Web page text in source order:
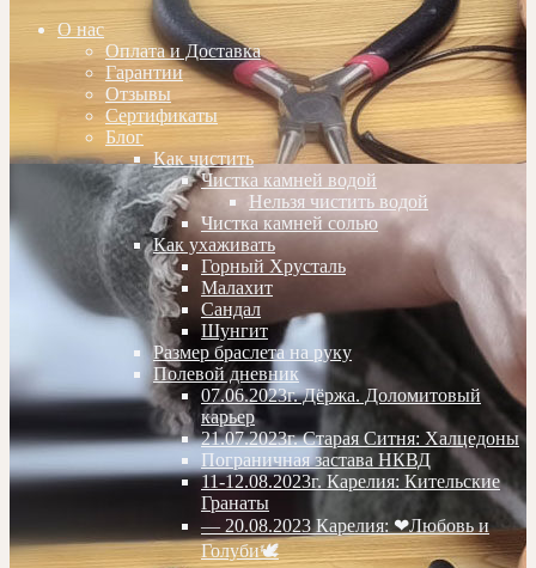
О нас
Оплата и Доставка
Гарантии
Отзывы
Сертификаты
Блог
Как чистить
Чистка камней водой
Нельзя чистить водой
Чистка камней солью
Как ухаживать
Горный Хрусталь
Малахит
Сандал
Шунгит
Размер браслета на руку
Полевой дневник
07.06.2023г. Дёржа. Доломитовый
карьер
21.07.2023г. Старая Ситня: Халцедоны
Пограничная застава НКВД
11-12.08.2023г. Карелия: Кительские
Гранаты
— 20.08.2023 Карелия: ❤Любовь и
Голуби🕊